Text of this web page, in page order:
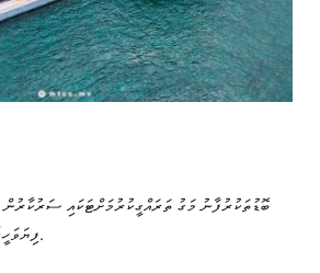
ބޮޑުތަކުރުފާނު މަގު ތަރައްގީކުރުމަށްޓަކައި
ފިޔަވަހީގެ މަސައްކަތްތައް ފަށައިފިއެވެ.